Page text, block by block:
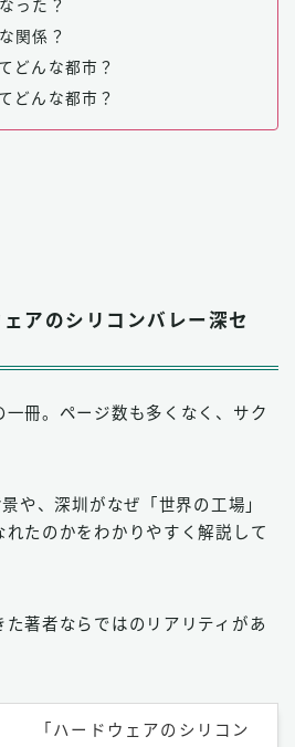
った？
関係？
どんな都市？
どんな都市？
ェアのシリコンバレー深セ
一冊。ページ数も多くなく、サク
や、深圳がなぜ「世界の工場」
たのかをわかりやすく解説して
著者ならではのリアリティがあ
「ハードウェアのシリコン